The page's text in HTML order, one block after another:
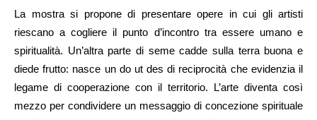
La mostra si propone di presentare opere in cui gli artisti
riescano a cogliere il punto d’incontro tra essere umano e
spiritualità. Un’altra parte di seme cadde sulla terra buona e
diede frutto: nasce un do ut des di reciprocità che evidenzia il
legame di cooperazione con il territorio. L’arte diventa così
mezzo per condividere un messaggio di concezione spirituale